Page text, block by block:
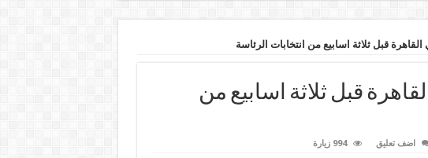
قبل ثلاثة اسابيع من
اضف تعليق 994 زيارة